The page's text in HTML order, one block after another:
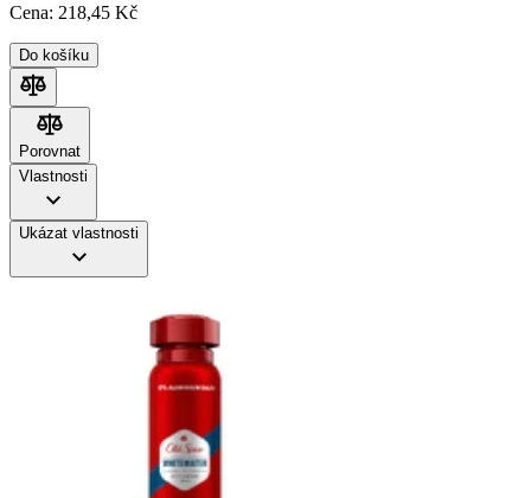
Cena: 218,45 Kč
Do košíku
Porovnat
Porovnat
Vlastnosti
Ukázat vlastnosti